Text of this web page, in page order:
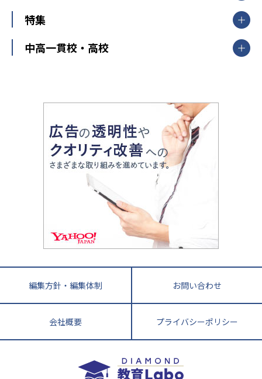
新潟県
中部
愛知県
静岡県
長野県
大阪府
兵庫県 京都府 奈良県
和歌山県
鳥取県
島根県 岡山県 広島県
香川県
高知県
長崎県 熊本県
鹿児島県 沖縄県
個別教室のトライ
武田塾
中学受験
大学受験
教育全般
大学受験塾の選び方
中学受験に熱心な市区町村ランキング
小学校受験
家庭教師
特集
開成番長直伝！子どもの受験を成功させる方法
運動と遊びを考える
情報Ⅰ、数学が苦手な人注目！最短距離の学力
アップ法
悩み多き「大学受験」相談室
英語・英会話・英検対策
小学校教師が解説！中学受験のリアル
教育ジャーナリストが徹底解説！ 大学受験の羅
中高一貫校・高校
大学入試改革
ママテクエグザム
進化する中高一貫校・高校
編集方針・編集体制 お問い合わせ
会社概要 プライバシーポリシー